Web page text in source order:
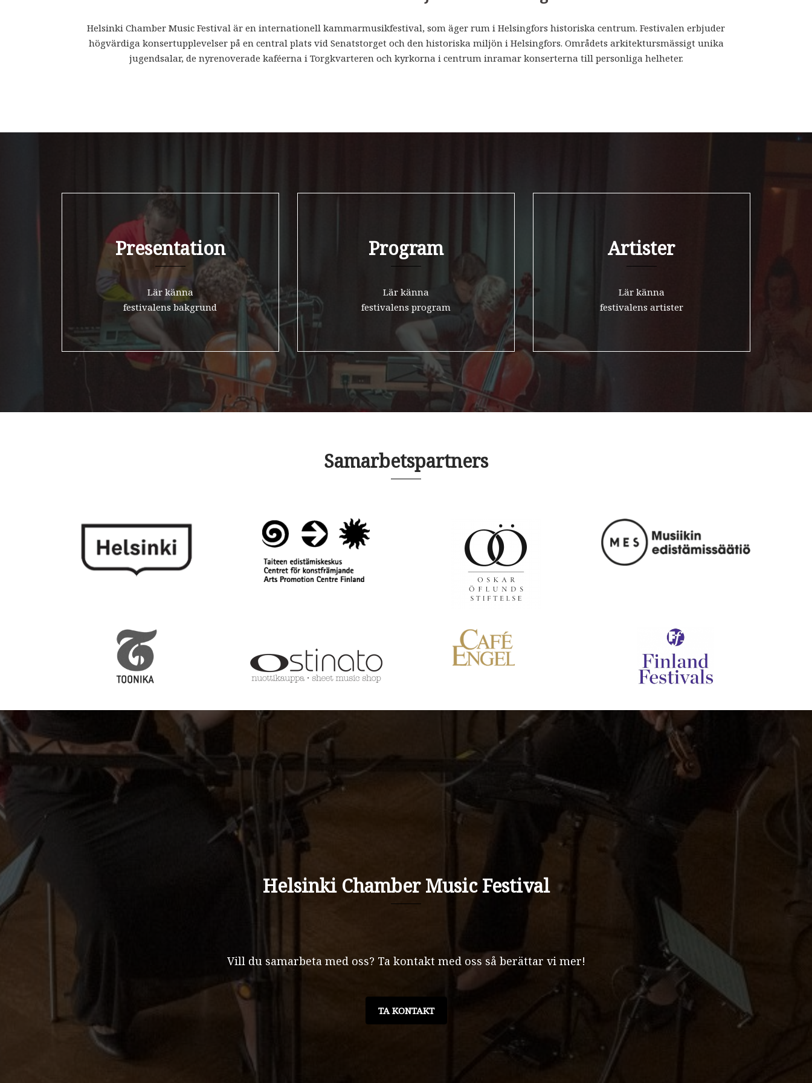
Helsinki Chamber Music Festival
Kansainvälinen kamarimusiikkifestivaali
TERVETULOA – WELCOME
Helsinki Chamber Music Festival är en internationell kammarmusikfestival, som äger rum i Helsingfors historiska centrum. Festivalen erbjuder
högvärdiga konsertupplevelser på en central plats vid Senatstorget och den historiska miljön i Helsingfors. Områdets arkitektursmässigt unika
jugendsalar, de nyrenoverade kaféerna i Torgkvarteren och kyrkorna i centrum inramar konserterna till personliga helheter.
Presentation
Lär känna
festivalens bakgrund
Program
Lär känna
festivalens program
Artister
Lär känna
festivalens artister
Samarbetspartners
Helsinki Chamber Music Festival
Vill du samarbeta med oss? Ta kontakt med oss så berättar vi mer!
TA KONTAKT